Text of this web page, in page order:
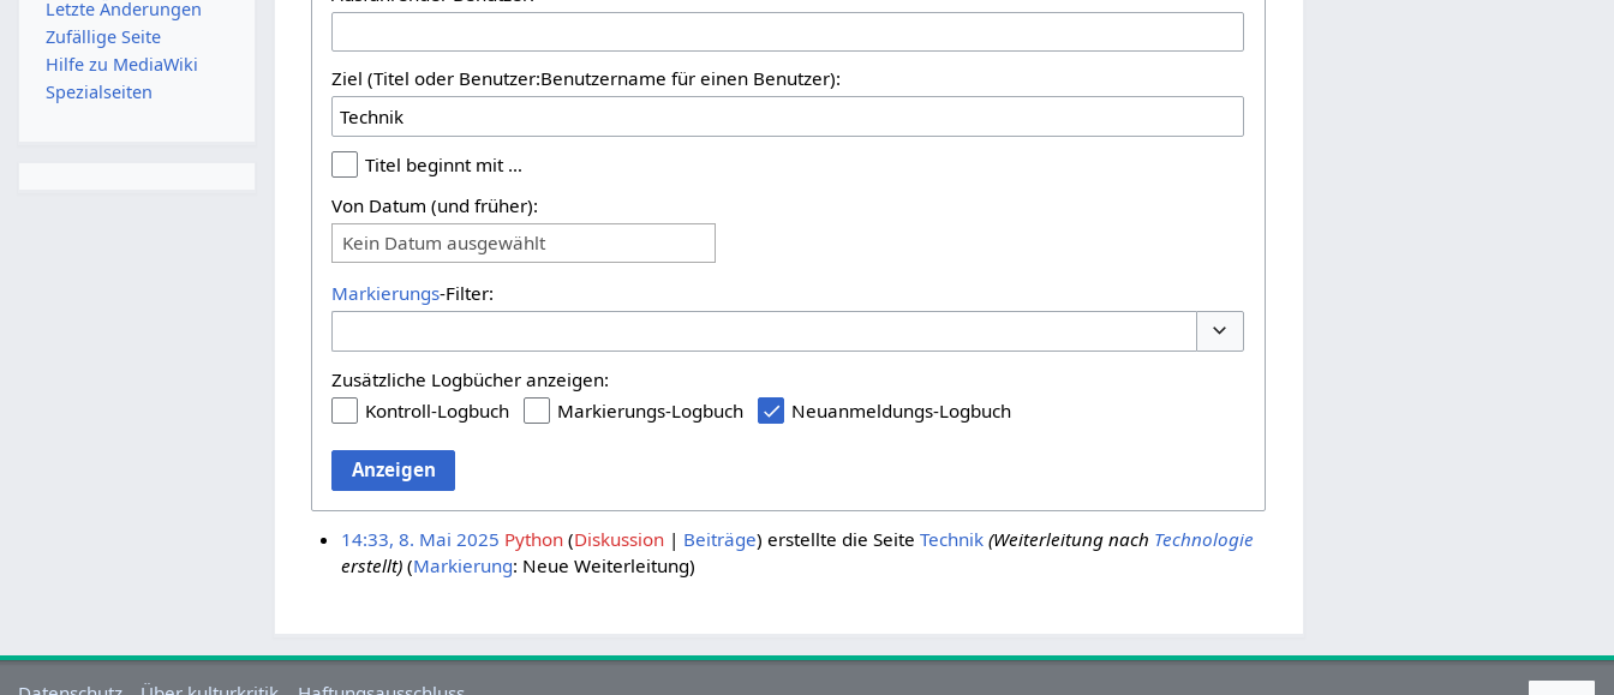
Ziel (Titel oder Benutzer:Benutzername für einen Benutzer):
Titel beginnt mit …
Von Datum (und früher):
Kein Datum ausgewählt
Markierungs-Filter:
Zusätzliche Logbücher anzeigen:
Kontroll-Logbuch
Markierungs-Logbuch Neuanmeldungs-Logbuch
Anzeigen
14:33, 8. Mai 2025 Python Diskussion Beiträge erstellte die Seite Technik (Weiterleitung nach Technologie
erstellt) Markierung: Neue Weiterleitung
Letzte Änderungen
Zufällige Seite
Hilfe zu MediaWiki
Spezialseiten